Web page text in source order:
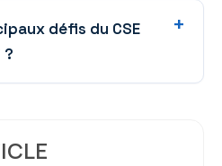
défis du CSE
?